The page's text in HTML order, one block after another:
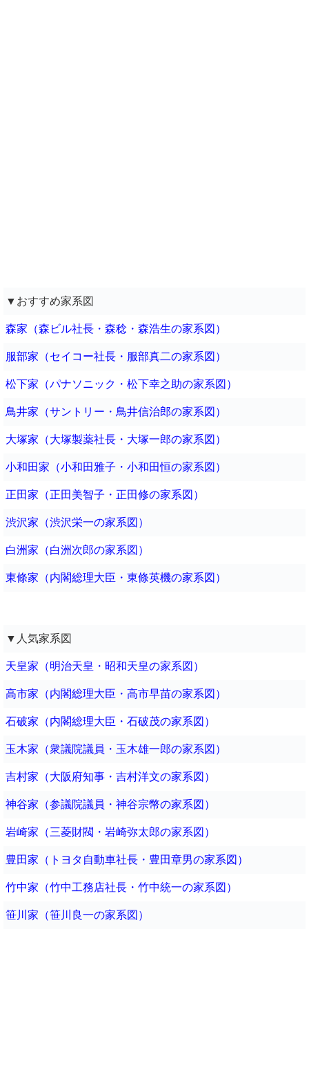
▼おすすめ家系図
森家（森ビル社長・森稔・森浩生の家系図）
服部家（セイコー社長・服部真二の家系図）
松下家（パナソニック・松下幸之助の家系図）
鳥井家（サントリー・鳥井信治郎の家系図）
大塚家（大塚製薬社長・大塚一郎の家系図）
小和田家（小和田雅子・小和田恒の家系図）
正田家（正田美智子・正田修の家系図）
渋沢家（渋沢栄一の家系図）
白洲家（白洲次郎の家系図）
東條家（内閣総理大臣・東條英機の家系図）
▼人気家系図
天皇家（明治天皇・昭和天皇の家系図）
高市家（内閣総理大臣・高市早苗の家系図）
石破家（内閣総理大臣・石破茂の家系図）
玉木家（衆議院議員・玉木雄一郎の家系図）
吉村家（大阪府知事・吉村洋文の家系図）
神谷家（参議院議員・神谷宗幣の家系図）
岩崎家（三菱財閥・岩崎弥太郎の家系図）
豊田家（トヨタ自動車社長・豊田章男の家系図）
竹中家（竹中工務店社長・竹中統一の家系図）
笹川家（笹川良一の家系図）